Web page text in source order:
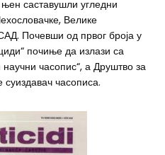
саставушли угледни
Велике
Почевши од првог броја у
почиње да излази са
часопис“, а Друштво за
часописа.